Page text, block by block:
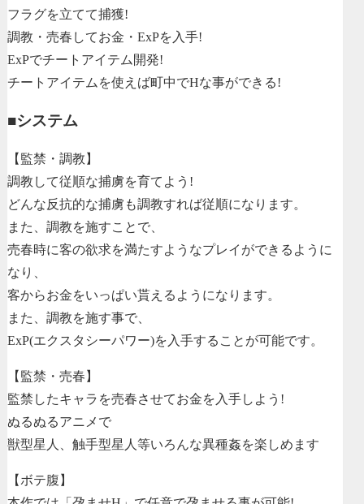
フラグを立てて捕獲!
調教・売春してお金・ExPを入手!
ExPでチートアイテム開発!
チートアイテムを使えば町中でHな事ができる!
■システム
【監禁・調教】
調教して従順な捕虜を育てよう!
どんな反抗的な捕虜も調教すれば従順になります。
また、調教を施すことで、
売春時に客の欲求を満たすようなプレイができるように
なり、
客からお金をいっぱい貰えるようになります。
また、調教を施す事で、
ExP(エクスタシーパワー)を入手することが可能です。
【監禁・売春】
監禁したキャラを売春させてお金を入手しよう!
ぬるぬるアニメで
獣型星人、触手型星人等いろんな異種姦を楽しめます
【ボテ腹】